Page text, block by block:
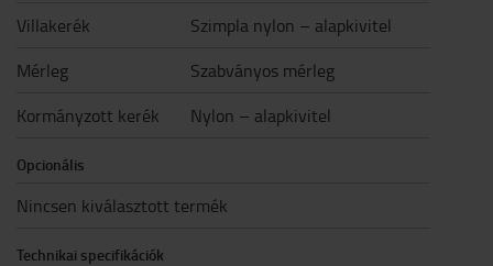
Villakerék
Szimpla nylon – alapkivitel
Mérleg
Szabványos mérleg
Kormányzott kerék
Nylon – alapkivitel
Opcionális
Nincsen kiválasztott termék
Technikai specifikációk